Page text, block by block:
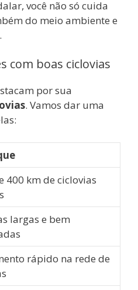
você não só cuida
do meio ambiente e
com boas ciclovias
por sua
. Vamos dar uma
400 km de ciclovias
largas e bem
rápido na rede de